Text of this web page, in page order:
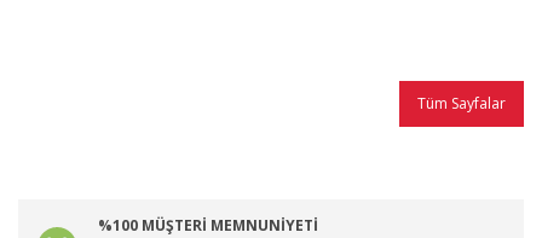
Tüm Sayfalar
%100 MÜŞTERİ MEMNUNİYETİ